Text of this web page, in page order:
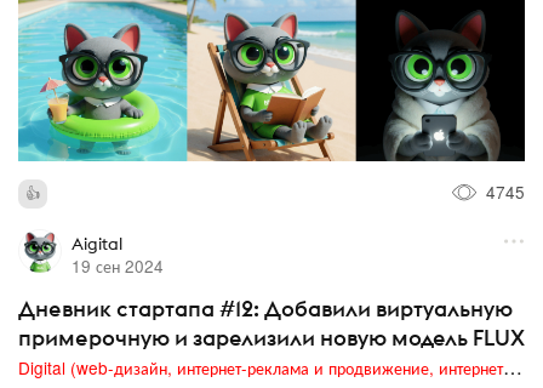
4745
Aigital
19 сен 2024
Дневник стартапа #12: Добавили виртуальную
примерочную и зарелизили новую модель FLUX
Digital (web-дизайн, интернет-реклама и продвижение, интернет-сообщества и блоги, интернет-коммуникации, мобильный маркетинг, реклама на цифровых экранах)